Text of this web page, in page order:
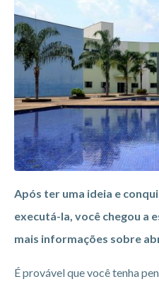
Após ter uma ideia e
executá-la, você chegou a
mais informações sobre
É provável que você tenha